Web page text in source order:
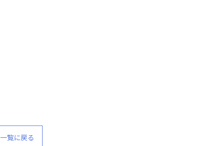
一覧に戻る